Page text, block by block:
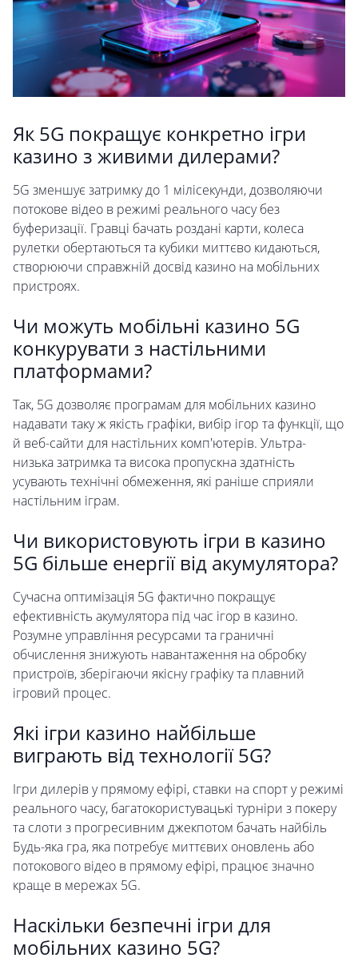
Як 5G покращує конкретно ігри
казино з живими дилерами?
5G зменшує затримку до 1 мілісекунди, дозволяючи
потокове відео в режимі реального часу без
буферизації. Гравці бачать роздані карти, колеса
рулетки обертаються та кубики миттєво кидаються,
створюючи справжній досвід казино на мобільних
пристроях.
Чи можуть мобільні казино 5G
конкурувати з настільними
платформами?
Так, 5G дозволяє програмам для мобільних казино
надавати таку ж якість графіки, вибір ігор та функції, що
й веб-сайти для настільних комп'ютерів. Ультра-
низька затримка та висока пропускна здатність
усувають технічні обмеження, які раніше сприяли
настільним іграм.
Чи використовують ігри в казино
5G більше енергії від акумулятора?
Сучасна оптимізація 5G фактично покращує
ефективність акумулятора під час ігор в казино.
Розумне управління ресурсами та граничні
обчислення знижують навантаження на обробку
пристроїв, зберігаючи якісну графіку та плавний
ігровий процес.
Які ігри казино найбільше
виграють від технології 5G?
Ігри дилерів у прямому ефірі, ставки на спорт у режимі
реального часу, багатокористувацькі турніри з покеру
та слоти з прогресивним джекпотом бачать найбіль
Будь-яка гра, яка потребує миттєвих оновлень або
потокового відео в прямому ефірі, працює значно
краще в мережах 5G.
Наскільки безпечні ігри для
мобільних казино 5G?